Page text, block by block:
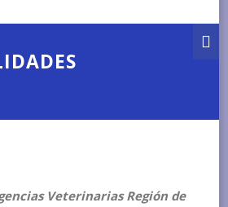
Veterinarias Región de